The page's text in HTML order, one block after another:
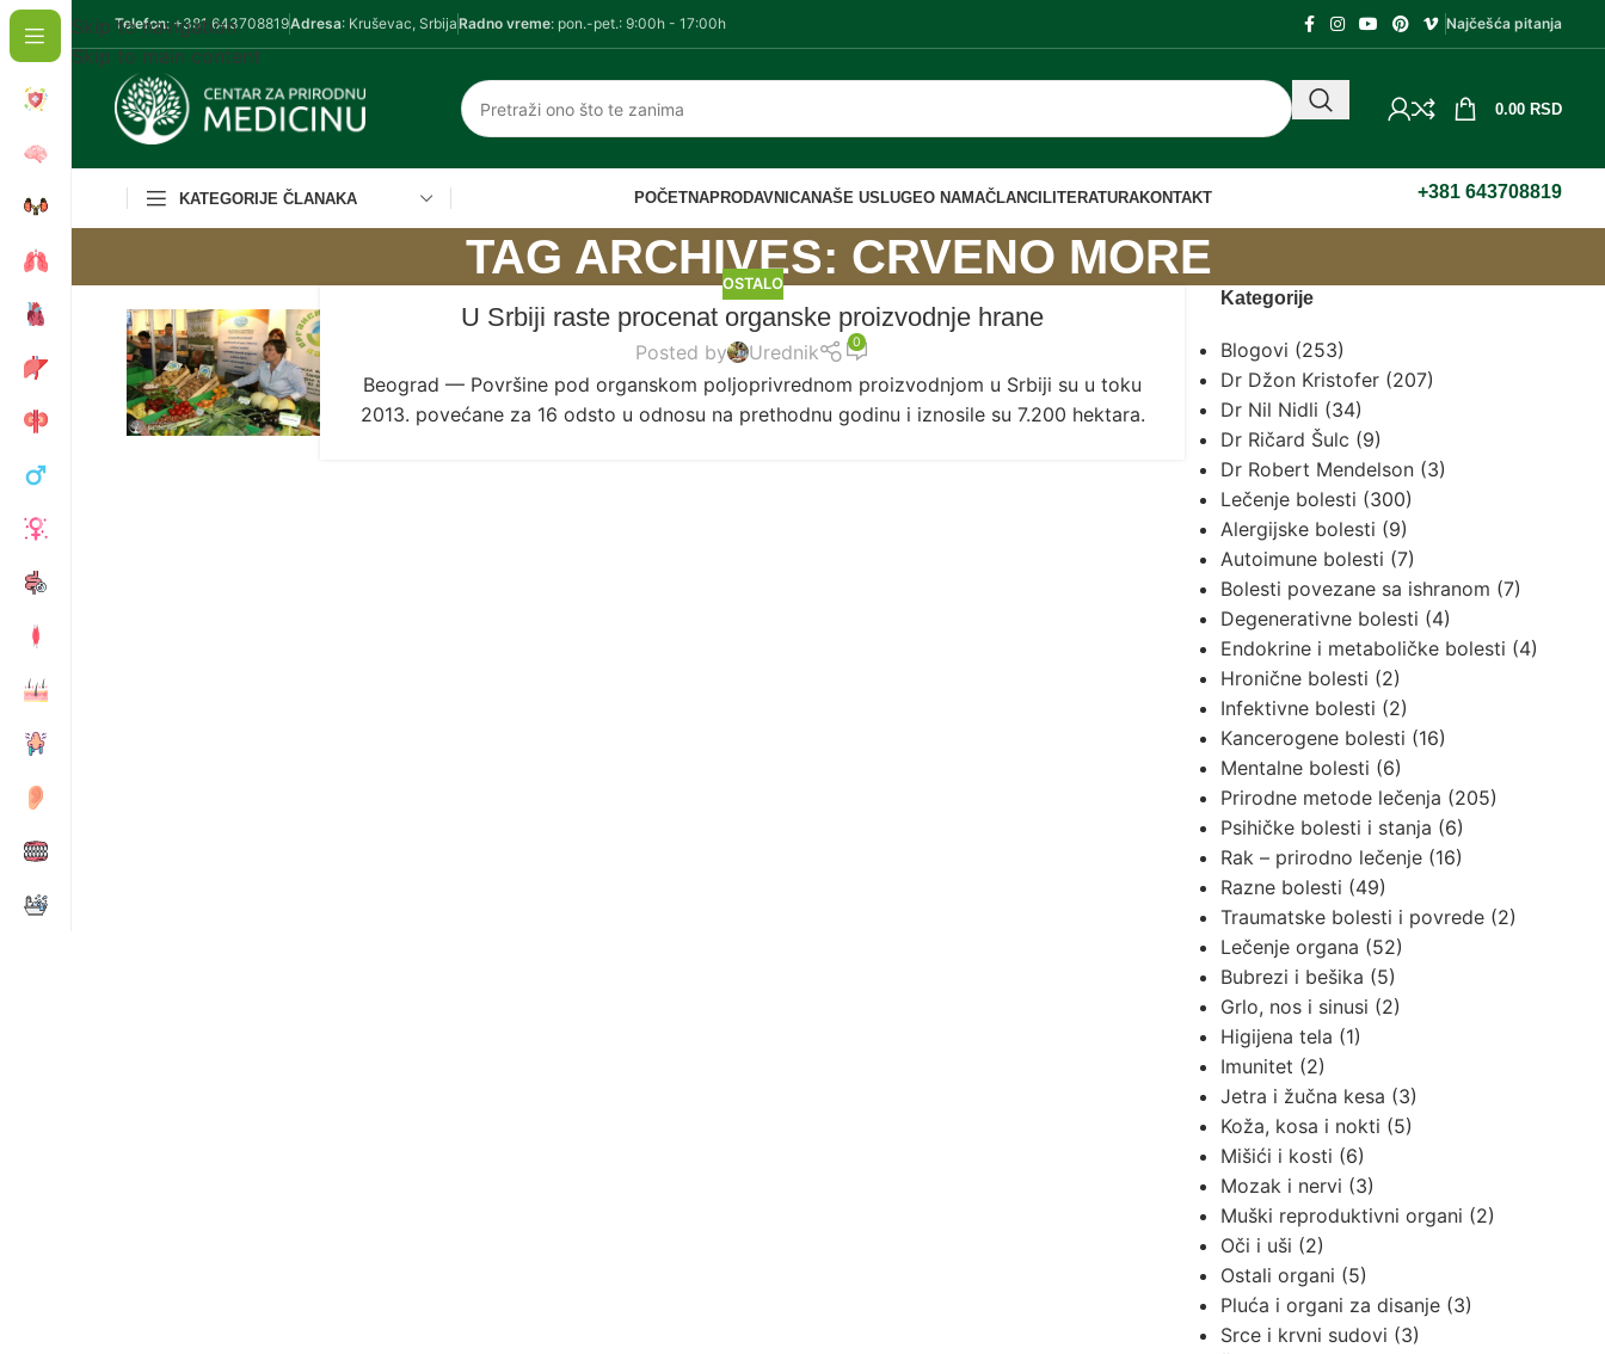
Skip to navigation
Skip to main content
Telefon: +381 643708819Adresa: Kruševac, SrbijaRadno vreme: pon.-pet.: 9:00h - 17:00h Najčešća pitanja
0.00 RSD
KATEGORIJE ČLANAKA POČETNAPRODAVNICANAŠE USLUGEO NAMAČLANCI LITERATURAKONTAKT +381 643708819
TAG ARCHIVES: CRVENO MORE
OSTALO
U Srbiji raste procenat organske proizvodnje hrane
Posted by Urednik 0
Beograd — Površine pod organskom poljoprivrednom proizvodnjom u Srbiji su u toku
2013. povećane za 16 odsto u odnosu na prethodnu godinu i iznosile su 7.200 hektara.
Kategorije
Blogovi (253)
Dr Džon Kristofer (207)
Dr Nil Nidli (34)
Dr Ričard Šulc (9)
Dr Robert Mendelson (3)
Lečenje bolesti (300)
Alergijske bolesti (9)
Autoimune bolesti (7)
Bolesti povezane sa ishranom (7)
Degenerativne bolesti (4)
Endokrine i metaboličke bolesti (4)
Hronične bolesti (2)
Infektivne bolesti (2)
Kancerogene bolesti (16)
Mentalne bolesti (6)
Prirodne metode lečenja (205)
Psihičke bolesti i stanja (6)
Rak – prirodno lečenje (16)
Razne bolesti (49)
Traumatske bolesti i povrede (2)
Lečenje organa (52)
Bubrezi i bešika (5)
Grlo, nos i sinusi (2)
Higijena tela (1)
Imunitet (2)
Jetra i žučna kesa (3)
Koža, kosa i nokti (5)
Mišići i kosti (6)
Mozak i nervi (3)
Muški reproduktivni organi (2)
Oči i uši (2)
Ostali organi (5)
Pluća i organi za disanje (3)
Srce i krvni sudovi (3)